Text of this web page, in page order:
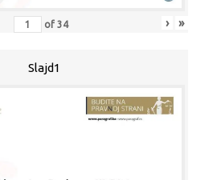
of 34 › »
Slajd1